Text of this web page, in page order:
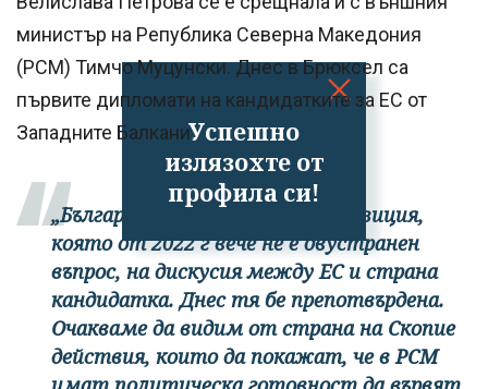
Успешно
излязохте от
профила си!
министър на Република Северна Македония
(РСМ) Тимчо Муцунски. Днес в Брюксел са
първите дипломати на кандидатките за ЕС от
Западните Балкани.
„България има ясно изразена позиция,
която от 2022 г вече не е двустранен
въпрос, на дискусия между ЕС и страна
кандидатка. Днес тя бе препотвърдена.
Очакваме да видим от страна на Скопие
действия, които да покажат, че в РСМ